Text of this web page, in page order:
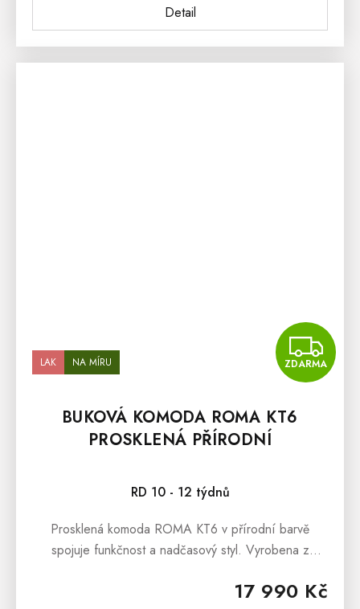
Detail
LAK NA MÍRU ZDARMA
BUKOVÁ KOMODA ROMA KT6
PROSKLENÁ PŘÍRODNÍ
RD 10 - 12 týdnů
17 990 Kč
Prosklená komoda ROMA KT6 v přírodní barvě
spojuje funkčnost a nadčasový styl. Vyrobena z
uzavřeného i proskleného prostoru. Skvěle...